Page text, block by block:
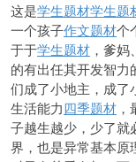
这是学生题材学生题
一个孩子作文题材个
于于学生题材 ，爹
的有出任其开发智力
们成了小地主，成了
生活能力四季题材
子越生越少，少了就
界，也是异常基本原